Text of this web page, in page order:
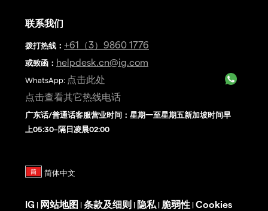
联系我们
拨打热线 ： +61（3）9860 1776
或致函： helpdesk.cn@ig.com
WhatsApp: 点击此处
点击查看其它热线电话
广东话/普通话客服营业时间：星期一至星期五新加坡时间早
上05:30–隔日凌晨02:00
IG | 网站地图 | 条款及细则 | 隐私 | 脆弱性 | Cookies